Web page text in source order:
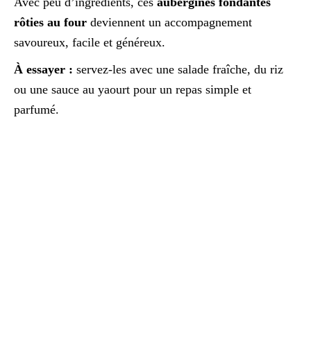
rôties au four deviennent un accompagnement
savoureux, facile et généreux.
À essayer : servez-les avec une salade fraîche, du riz
ou une sauce au yaourt pour un repas simple et
parfumé.